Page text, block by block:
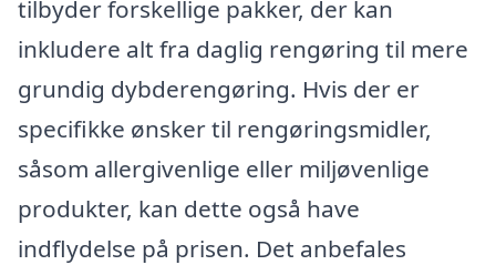
tilbyder forskellige pakker, der kan
inkludere alt fra daglig rengøring til mere
grundig dybderengøring. Hvis der er
specifikke ønsker til rengøringsmidler,
såsom allergivenlige eller miljøvenlige
produkter, kan dette også have
indflydelse på prisen. Det anbefales